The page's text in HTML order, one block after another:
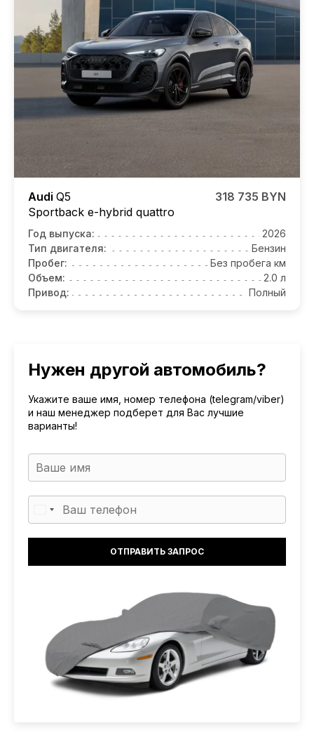
Audi Q5
Sportback e-hybrid quattro
318 735 BYN
Год выпуска:
2026
Тип двигателя:
Бензин
Пробег:
Без пробега км
Объем:
2.0 л
Привод:
Полный
Нужен другой автомобиль?
Укажите ваше имя, номер телефона (telegram/viber)
и наш менеджер подберет для Вас лучшие
варианты!